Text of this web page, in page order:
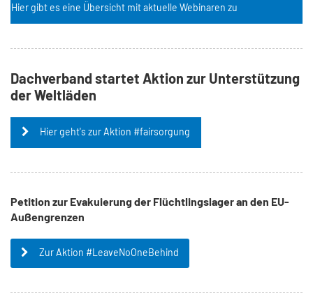
Hier gibt es eine Übersicht mit aktuelle Webinaren zu
Dachverband startet Aktion zur Unterstützung
der Weltläden
Hier geht's zur Aktion #fairsorgung
Petition zur Evakuierung der Flüchtlingslager an den EU-
Außengrenzen
Zur Aktion #LeaveNoOneBehind